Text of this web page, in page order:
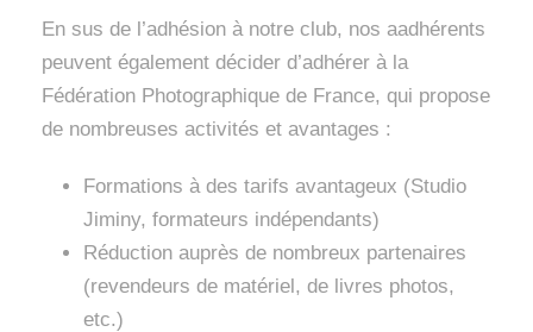
En sus de l’adhésion à notre club, nos aadhérents
peuvent également décider d’adhérer à la
Fédération Photographique de France, qui propose
de nombreuses activités et avantages :
Formations à des tarifs avantageux (Studio
Jiminy, formateurs indépendants)
Réduction auprès de nombreux partenaires
(revendeurs de matériel, de livres photos,
etc.)